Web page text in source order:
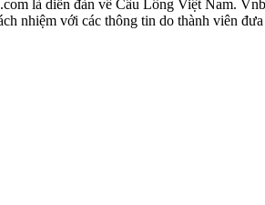
là diễn đàn về Cầu Lông Việt Nam.
nhiệm với các thông tin do thành viên